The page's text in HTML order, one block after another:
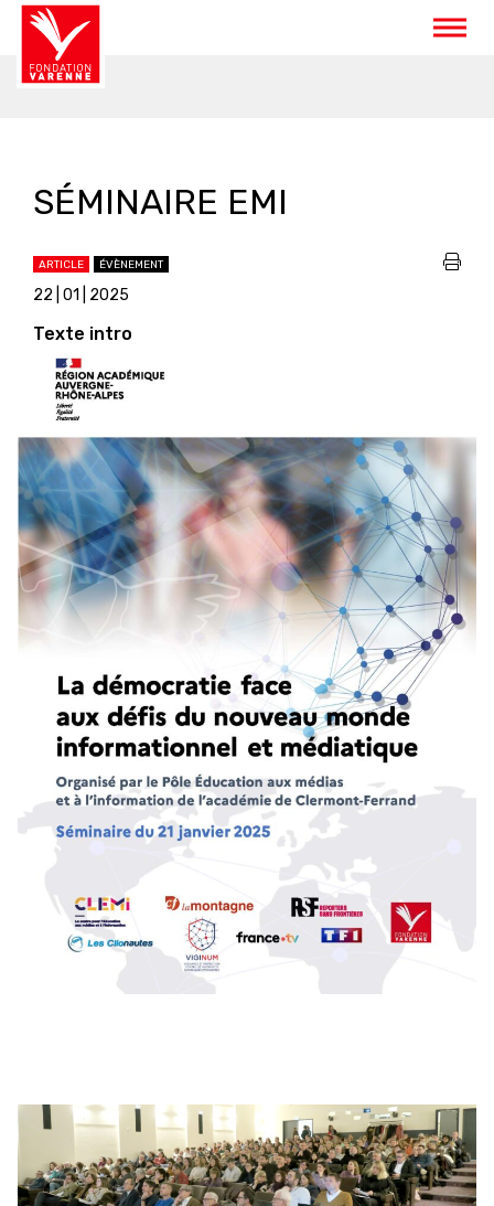
SÉMINAIRE EMI
ARTICLE ÉVÈNEMENT
22 | 01 | 2025
Texte intro
Panneau de gestion des cookies